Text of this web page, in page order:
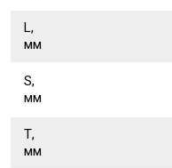
L,
мм
S,
мм
Т,
мм